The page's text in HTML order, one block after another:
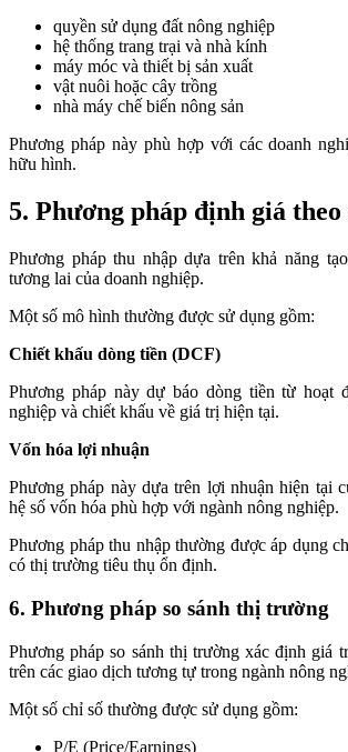
quyền sử dụng đất nông nghiệp
hệ thống trang trại và nhà kính
máy móc và thiết bị sản xuất
vật nuôi hoặc cây trồng
nhà máy chế biến nông sản
Phương pháp này phù hợp với các doanh
hữu hình.
5. Phương pháp định giá
Phương pháp thu nhập dựa trên khả năng
tương lai của doanh nghiệp.
Một số mô hình thường được sử dụng gồm:
Chiết khấu dòng tiền (DCF)
Phương pháp này dự báo dòng tiền từ hoạt
nghiệp và chiết khấu về giá trị hiện tại.
Vốn hóa lợi nhuận
Phương pháp này dựa trên lợi nhuận hiện tại
hệ số vốn hóa phù hợp với ngành nông nghiệp.
Phương pháp thu nhập thường được áp dụng
có thị trường tiêu thụ ổn định.
6. Phương pháp so sánh thị trường
Phương pháp so sánh thị trường xác định giá
trên các giao dịch tương tự trong ngành nông
Một số chỉ số thường được sử dụng gồm:
P/E (Price/Earnings)